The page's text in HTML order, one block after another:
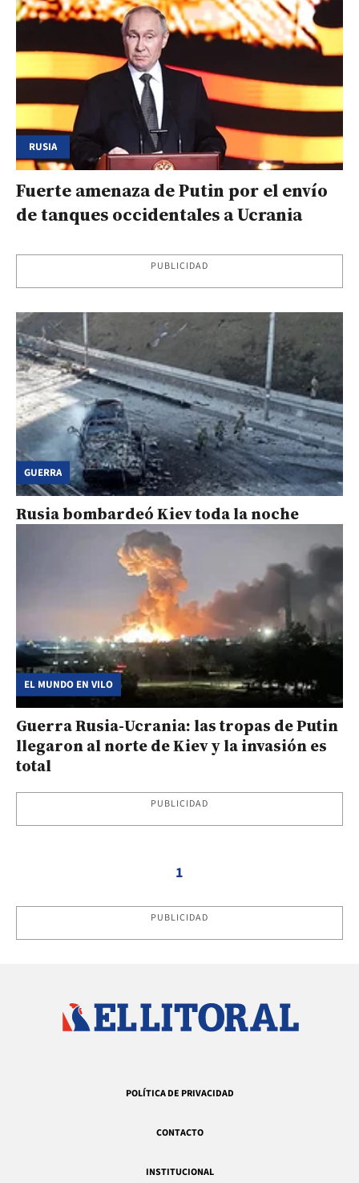
RUSIA
Fuerte amenaza de Putin por el envío
de tanques occidentales a Ucrania
PUBLICIDAD
GUERRA
Rusia bombardeó Kiev toda la noche
EL MUNDO EN VILO
Guerra Rusia-Ucrania: las tropas de Putin
llegaron al norte de Kiev y la invasión es
total
PUBLICIDAD
1
PUBLICIDAD
POLÍTICA DE PRIVACIDAD
CONTACTO
INSTITUCIONAL